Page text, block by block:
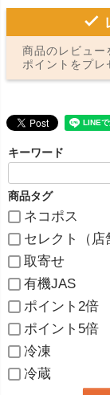
商品のレビュー
ポイントをプレ
キーワード
商品タグ
ネコポス
セレクト（店
取寄せ
有機JAS
ポイント2倍
ポイント5倍
冷凍
冷蔵